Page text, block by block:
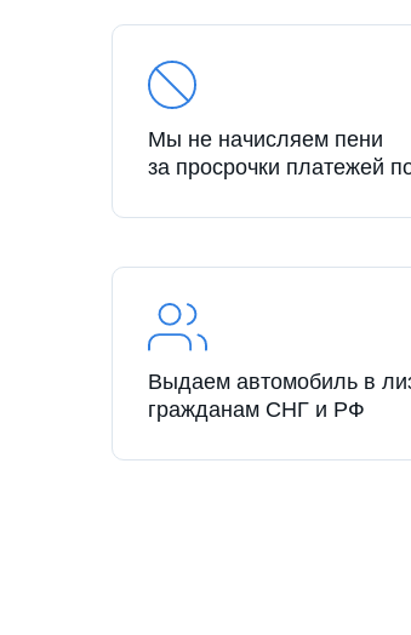
Мы не начисляем пени
за просрочки платежей
Выдаем автомобиль в
гражданам СНГ и РФ